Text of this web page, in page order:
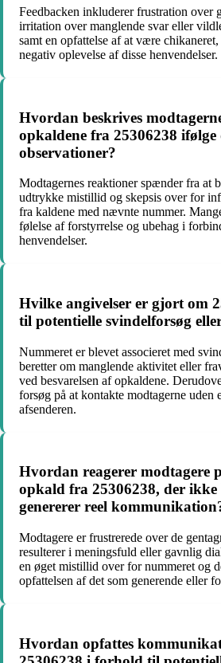
Feedbacken inkluderer frustration over
irritation over manglende svar eller
samt en opfattelse af at være
negativ oplevelse af disse henvendelser.
Hvordan beskrives
opkaldene fra 25306238 ifølge
observationer?
Modtagernes reaktioner spænder fra at
udtrykke mistillid og skepsis over for
fra kaldene med nævnte nummer.
følelse af forstyrrelse og ubehag i
henvendelser.
Hvilke angivelser er gjort om
til potentielle svindelforsøg
Nummeret er blevet associeret med
beretter om manglende aktivitet eller
ved besvarelsen af opkaldene.
forsøg på at kontakte modtagerne
afsenderen.
Hvordan reagerer modtagere
opkald fra 25306238, der ikke
genererer reel
Modtagere er frustrerede over de
resulterer i meningsfuld eller gavnlig
en øget mistillid over for nummeret og
opfattelsen af det som generende eller
Hvordan opfattes